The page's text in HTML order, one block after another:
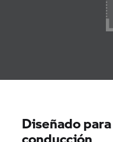
Diseñado